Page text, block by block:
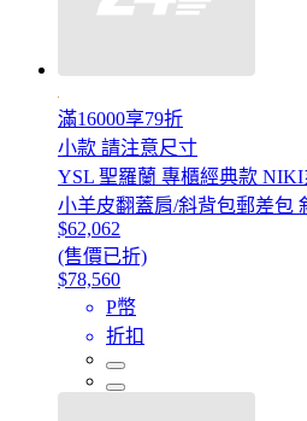
滿16000享79折
小款 請注意尺寸
YSL 聖羅蘭 專櫃經典款
小羊皮翻蓋肩/斜背包郵差包
$62,062
(售價已折)
$78,560
P幣
折扣